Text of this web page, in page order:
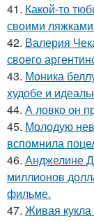
41. Какой-то
своими
42. Валерия
своего
43. Моника
худобе и
44. А ловко он
45. Молодую
вспомнила
46. Анджелине
миллионов
фильме.
47. Живая